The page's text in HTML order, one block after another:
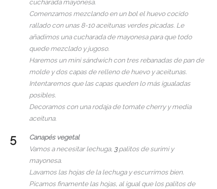
cucharada mayonesa.
Comenzamos mezclando en un bol el huevo cocido
rallado con unas 8-10 aceitunas verdes picadas. Le
añadimos una cucharada de mayonesa para que todo
quede mezclado y jugoso.
Haremos un mini sándwich con tres rebanadas de pan de
molde y dos capas de relleno de huevo y aceitunas.
Intentaremos que las capas queden lo más igualadas
posibles.
Decoramos con una rodaja de tomate cherry y media
aceituna.
Canapés vegetal
Vamos a necesitar lechuga, 3palitos de surimi y
mayonesa.
Lavamos las hojas de la lechuga y escurrimos bien.
Picamos finamente las hojas, al igual que los palitos de